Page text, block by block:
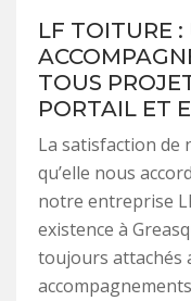
LF TOITURE :
TOUS
PORTAIL ET
La satisfaction de
qu’elle nous
notre entreprise
existence à
toujours attachés